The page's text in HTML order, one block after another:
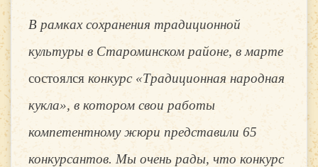
В рамках сохранения традиционной
культуры в Староминском районе, в марте
состоялся конкурс «Традиционная народная
кукла», в котором свои работы
компетентному жюри представили 65
конкурсантов. Мы очень рады, что конкурс